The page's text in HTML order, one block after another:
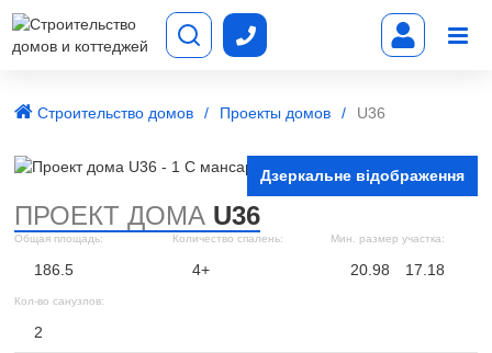
Строительство домов Проекты домов U36
Дзеркальне відображення
ПРОЕКТ ДОМА U36
Общая площадь:
186.5
Количество спалень:
4+
Мин. размер участка:
20.98 17.18
Кол-во санузлов:
2